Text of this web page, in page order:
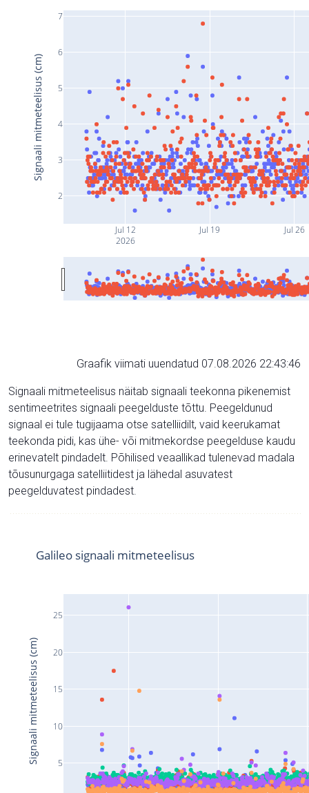
Jul 12
2026
Jul 19 Jul 26
2
3
4
5
6
7
Signaali mitmeteelisus (cm)
Graafik viimati uuendatud 07.08.2026 22:43:46
Signaali mitmeteelisus näitab signaali teekonna pikenemist
sentimeetrites signaali peegelduste tõttu. Peegeldunud
signaal ei tule tugijaama otse satelliidilt, vaid keerukamat
teekonda pidi, kas ühe- või mitmekordse peegelduse kaudu
erinevatelt pindadelt. Põhilised veaallikad tulenevad madala
tõusunurgaga satelliitidest ja lähedal asuvatest
peegelduvatest pindadest.
5
10
15
20
25
Galileo signaali mitmeteelisus
Signaali mitmeteelisus (cm)